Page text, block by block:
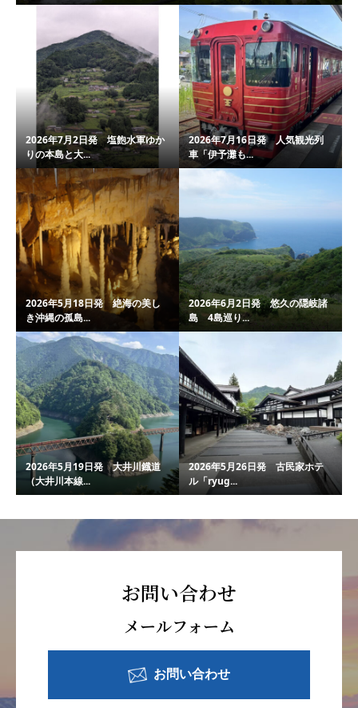
2026年7月2日発 塩飽水軍ゆか
りの本島と大...
2026年7月16日発 人気観光列
車「伊予灘も...
2026年5月18日発 絶海の美し
き沖縄の孤島...
2026年6月2日発 悠久の隠岐諸
島 4島巡り...
2026年5月19日発 大井川鐡道
（大井川本線...
2026年5月26日発 古民家ホテ
ル「ryug...
お問い合わせ
メールフォーム
お問い合わせ